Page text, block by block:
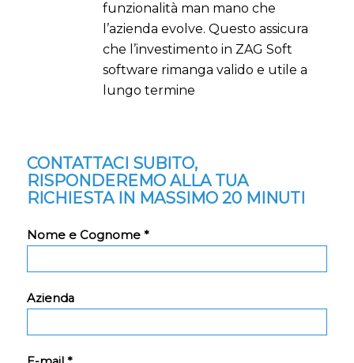
funzionalità man mano che
l’azienda evolve. Questo assicura
che l’investimento in ZAG Soft
software rimanga valido e utile a
lungo termine
CONTATTACI SUBITO,
RISPONDEREMO ALLA TUA
RICHIESTA IN MASSIMO 20 MINUTI
Nome e Cognome *
Azienda